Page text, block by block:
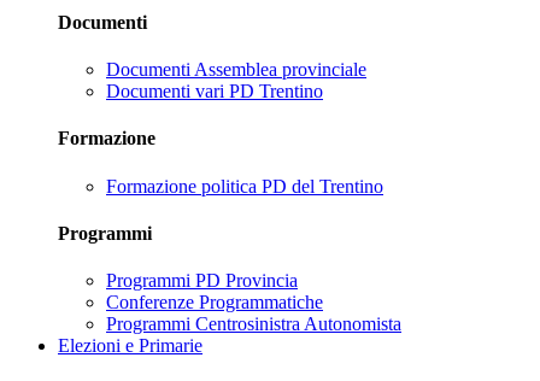
Documenti
Documenti Assemblea provinciale
Documenti vari PD Trentino
Formazione
Formazione politica PD del Trentino
Programmi
Programmi PD Provincia
Conferenze Programmatiche
Programmi Centrosinistra Autonomista
Elezioni e Primarie